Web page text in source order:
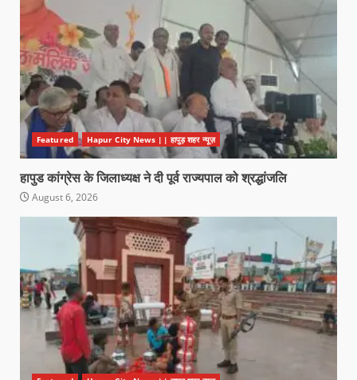
Featured Hapur City News || हापुड़ शहर न्यूज़
हापुड कांग्रेस के जिलाध्यक्ष ने दी पूर्व राज्यपाल को श्रद्धांजलि
August 6, 2026